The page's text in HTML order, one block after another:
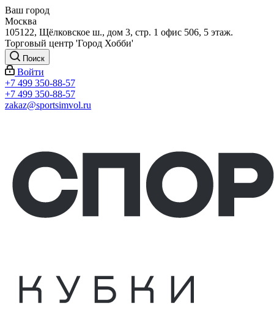
Ваш город
Москва
105122, Щёлковское ш., дом 3, стр. 1 офис 506, 5 этаж.
Торговый центр 'Город Хобби'
Поиск
Войти
+7 499 350-88-57
+7 499 350-88-57
zakaz@sportsimvol.ru